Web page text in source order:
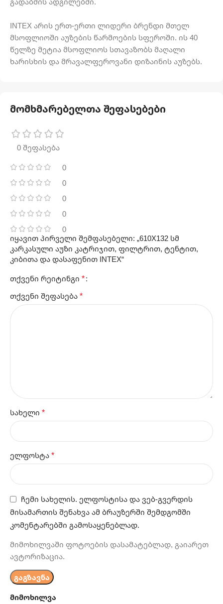
INTEX არის ერთ-ერთი ლიდერი ბრენდი მთელ
მსოფლიოში აუზების წარმოების სფეროში. ის 40
წელზე მეტია მსოფლიოს სთავაზობს მაღალი
ხარისხის და მრავალფეროვანი დიზაინის აუზებს.
მომხმარებელთა შეფასებები
0 შეფასება
0
0
0
0
0
მიმოხილვა
იყავით პირველი შემფასებელი: „610X132 სმ
კარკასული აუზი კატრიჯით, ფილტრით, ტენტით,
კიბითა და დასაფენით INTEX“
თქვენი რეიტინგი *
თქვენი შეფასება *
სახელი *
ელფოსტა *
ჩემი სახელის. ელფოსტისა და ვებ-გვერდის
მისამართის შენახვა ამ ბრაუზერში შემდგომში
კომენტარებში გამოსაყენებლად.
მიმოხილვაში ფოტოების დასამატებლად, გაიარეთ
ავტორიზაცია.